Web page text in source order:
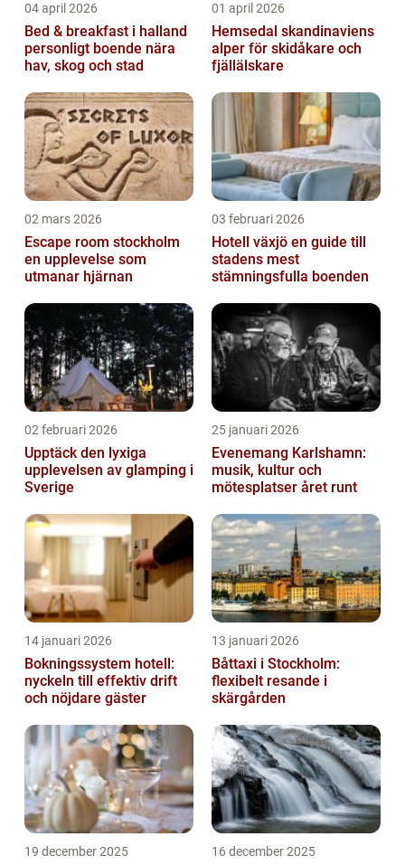
04 april 2026
Bed & breakfast i halland
personligt boende nära
hav, skog och stad
01 april 2026
Hemsedal skandinaviens
alper för skidåkare och
fjällälskare
02 mars 2026
Escape room stockholm
en upplevelse som
utmanar hjärnan
03 februari 2026
Hotell växjö en guide till
stadens mest
stämningsfulla boenden
02 februari 2026
Upptäck den lyxiga
upplevelsen av glamping i
Sverige
25 januari 2026
Evenemang Karlshamn:
musik, kultur och
mötesplatser året runt
14 januari 2026
Bokningssystem hotell:
nyckeln till effektiv drift
och nöjdare gäster
13 januari 2026
Båttaxi i Stockholm:
flexibelt resande i
skärgården
19 december 2025 16 december 2025